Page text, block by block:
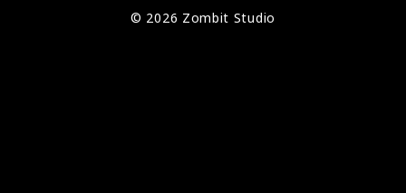
© 2026 Zombit Studio